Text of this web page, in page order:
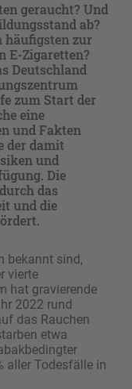
geraucht? Und
ab?
häufigsten zur
E-Zigaretten?
Deutschland
zum Start der
eine
und Fakten
der damit
und
Die
das
und die
bekannt sind,
vierte
hat gravierende
2022 rund
das Rauchen
etwa
aller Todesfälle in